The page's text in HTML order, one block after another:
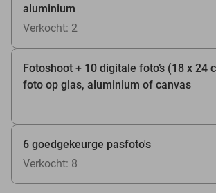
aluminium
Verkocht: 2
Fotoshoot + 10 digitale foto’s (18 x 24
foto op glas, aluminium of canvas
6 goedgekeurge pasfoto's
Verkocht: 8